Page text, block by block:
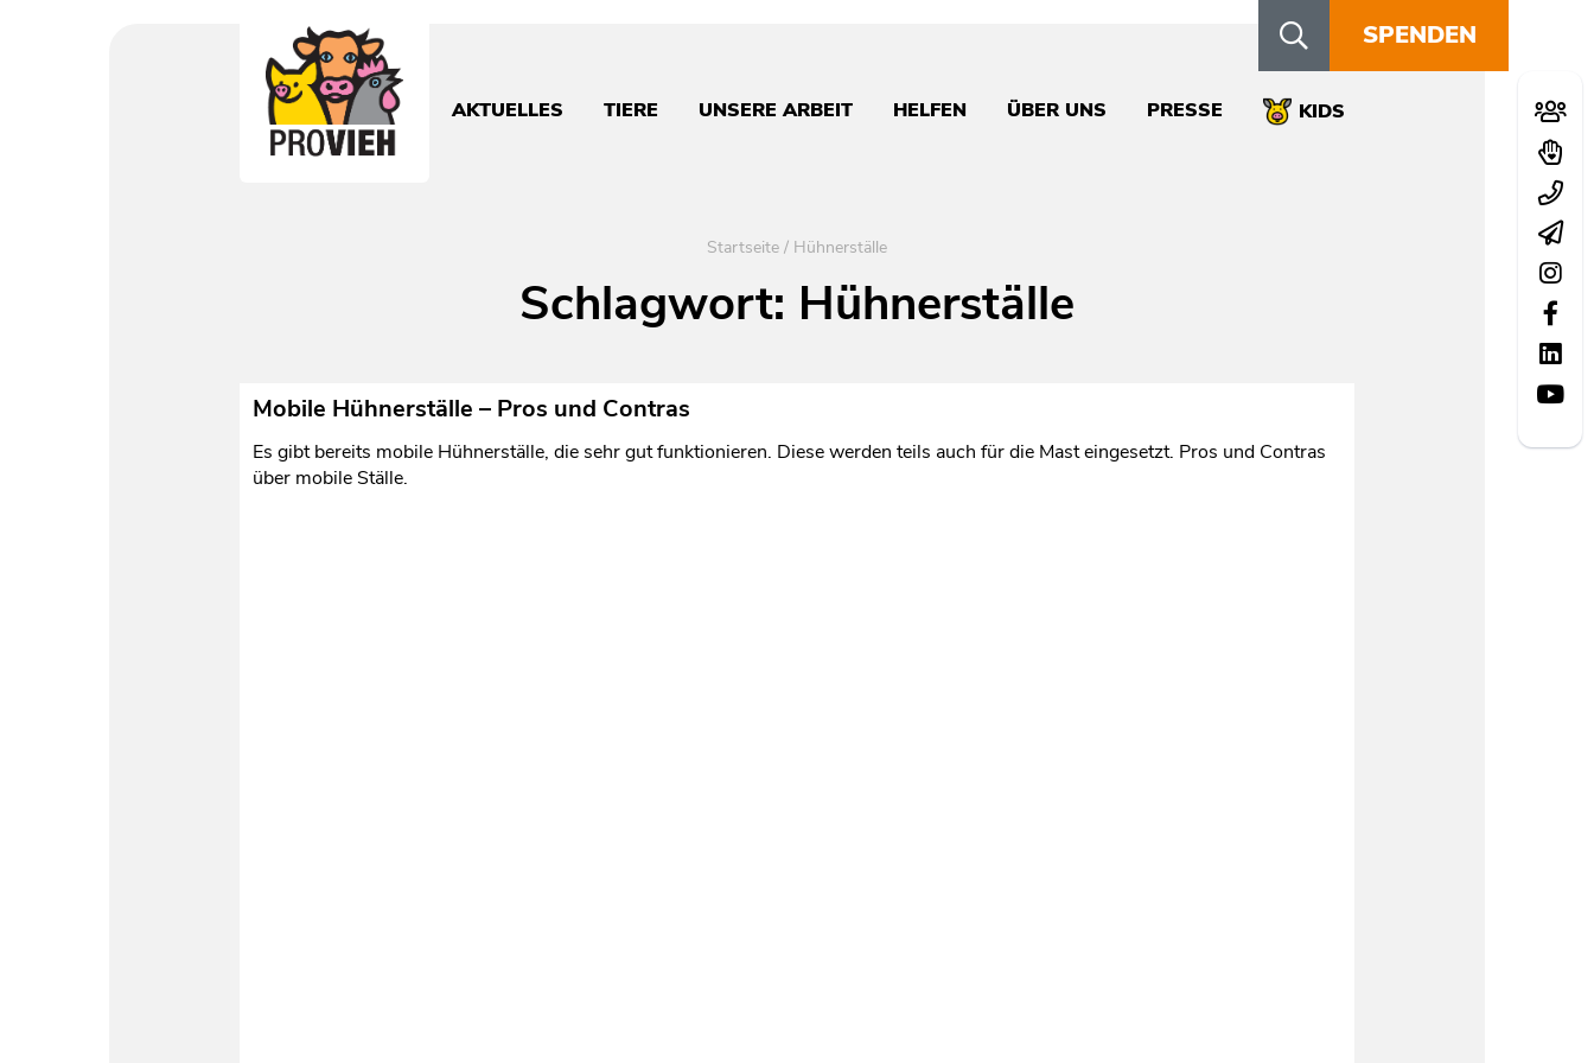
leben.
SPENDEN
AKTUELLES TIERE UNSERE ARBEIT HELFEN ÜBER UNS PRESSE KIDS
Startseite / Hühnerställe
Schlagwort: Hühnerställe
Mobile Hühnerställe – Pros und Contras
Es gibt bereits mobile Hühnerställe, die sehr gut funktionieren. Diese werden teils auch für die Mast eingesetzt. Pros und Contras
über mobile Ställe.